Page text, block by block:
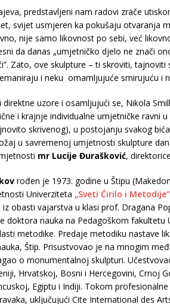
predstavljeni nam radovi zrače
svijet usmjeren ka pokušaju otvaranja
nije samo likovnost po sebi, već
da danas „umjetničko djelo ne znači
Zato, ove skulpture – ti skroviti, tajnoviti
i neku omamljujuće smirujuću i
direktne uzore i osamljujući se, Nikola
i krajnje individualne umjetničke ravni
skrivenog), u postojanju svakog
u savremenoj umjetnosti skulpture
mr Lucije Đurašković,
rođen je 1973. godine u Štipu
Univerziteta „Sveti Ćirilo i Metodije”
iz obasti vajarstva u klasi prof. Dragana
doktora nauka na Pedagoškom fakultetu
metodike. Predaje metodiku nastave
Štip. Prisustvovao je na mnogim
o monumentalnoj skulpturi.
Hrvatskoj, Bosni i Hercegovini, Crnoj
Egiptu i Indiji. Tokom
uključujući Cite International des